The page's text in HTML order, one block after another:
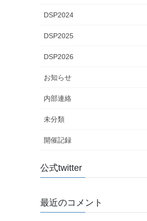
DSP2024
DSP2025
DSP2026
お知らせ
内部連絡
未分類
開催記録
公式twitter
最近のコメント